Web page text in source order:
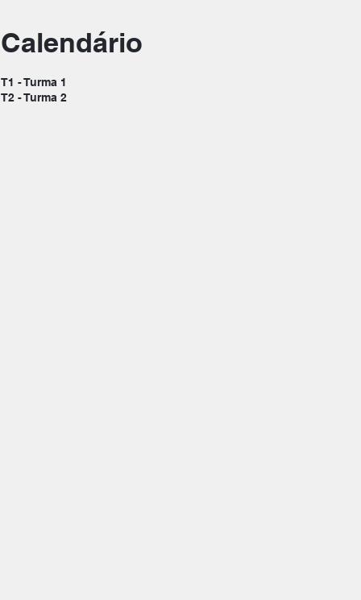
Calendário
T1 - Turma 1
T2 - Turma 2